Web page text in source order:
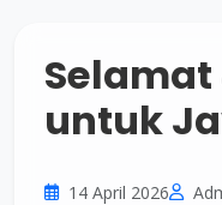
Selamat
untuk
14 April 2026